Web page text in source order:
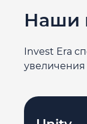
Наши
Invest Era